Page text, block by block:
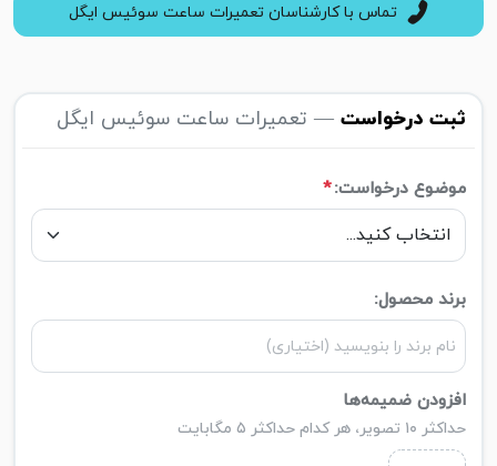
تماس با کارشناسان تعمیرات ساعت سوئیس ایگل
ثبت درخواست — تعمیرات ساعت سوئیس ایگل
موضوع درخواست:*
برند محصول:
افزودن ضمیمه‌ها
حداکثر ۱۰ تصویر، هر کدام حداکثر ۵ مگابایت